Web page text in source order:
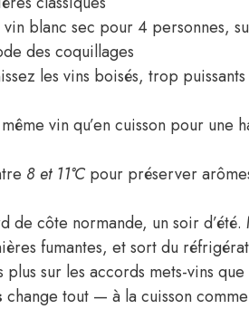
vin blanc sec pour 4 personnes,
des coquillages
les vins boisés, trop
vin qu’en cuisson pour
8 et 11°Cpour préserver
de côte normande, un soir
fumantes, et sort du
sur les accords mets-vins
change tout — à la cuisson